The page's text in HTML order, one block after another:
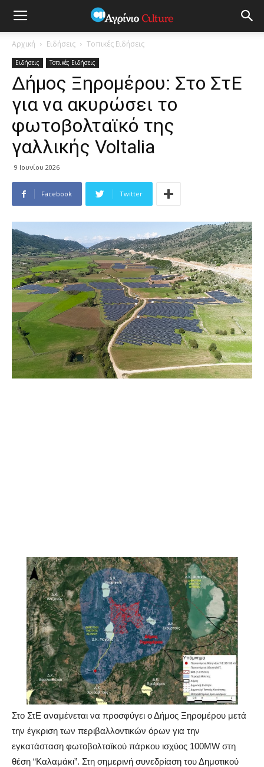
Αρχική Ειδήσεις Τοπικές Ειδήσεις
Ειδήσεις Τοπικές Ειδήσεις
Δήμος Ξηρομέρου: Στο ΣτΕ
για να ακυρώσει το
φωτοβολταϊκό της
γαλλικής Voltalia
9 Ιουνίου 2026
Facebook Twitter
Στο ΣτΕ αναμένεται να προσφύγει ο Δήμος Ξηρομέρου μετά
την έγκριση των περιβαλλοντικών όρων για την
εγκατάσταση φωτοβολταϊκού πάρκου ισχύος 100MW στη
θέση “Καλαμάκι”. Στη σημερινή συνεδρίαση του Δημοτικού